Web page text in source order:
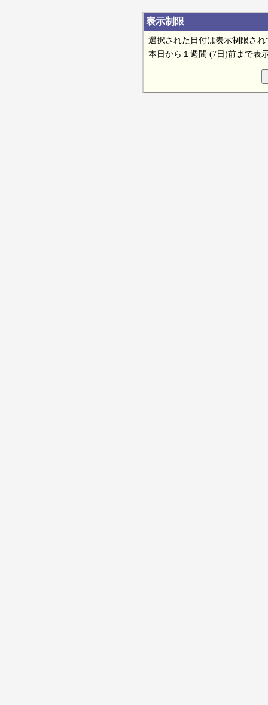
表示制限
選択された日付は表示制限され
本日から１週間 (7日)前まで表